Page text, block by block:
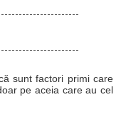
sunt factori primi care
pe aceia care au cel